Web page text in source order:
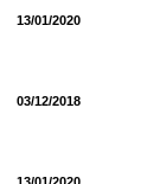
13/01/2020
03/12/2018